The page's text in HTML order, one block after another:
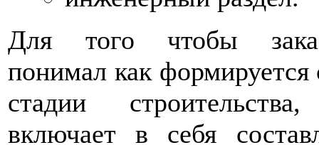
Для того чтобы
понимал как
стадии
включает в себя